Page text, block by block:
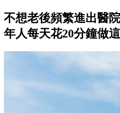
不想老後頻繁進出醫
年人每天花20分鐘做